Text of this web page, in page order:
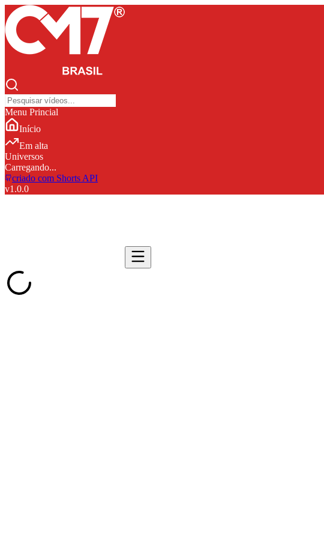
Menu Princial
Início
Em alta
Universos
Carregando...
criado com Shorts API
v1.0.0